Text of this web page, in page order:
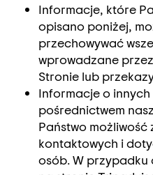
Informacje, które
opisano poniżej,
przechowywać
wprowadzane
Stronie lub
Informacje o
pośrednictwem
Państwo
kontaktowych i
osób. W